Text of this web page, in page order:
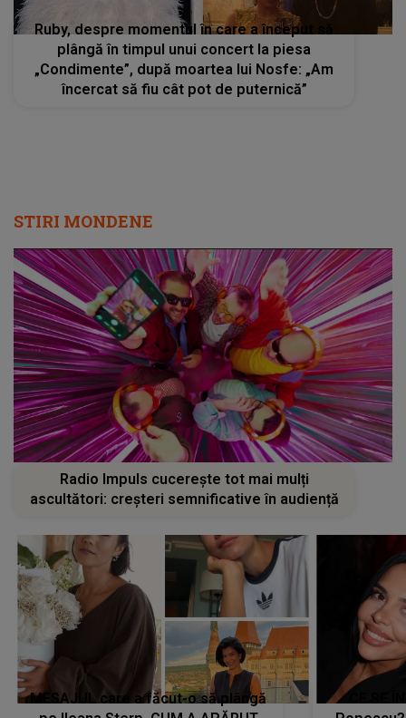
Ruby, despre momentul în care a început să
plângă în timpul unui concert la piesa
„Condimente”, după moartea lui Nosfe: „Am
încercat să fiu cât pot de puternică”
STIRI MONDENE
Radio Impuls cucerește tot mai mulți
ascultători: creșteri semnificative în audiență
MESAJUL care a făcut-o să plângă